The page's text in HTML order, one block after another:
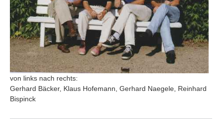
von links nach rechts:
Gerhard Bäcker, Klaus Hofemann, Gerhard Naegele, Reinhard
Bispinck